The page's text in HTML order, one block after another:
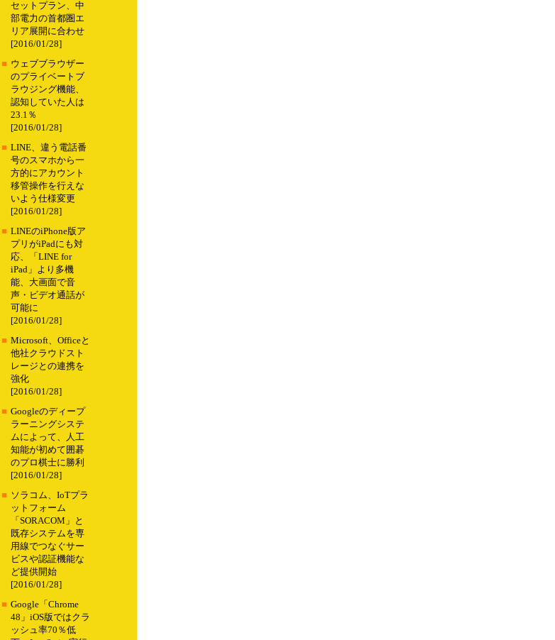
セットプラン、中
部電力の首都圏エ
リア展開に合わせ
[2016/01/28]
■ ウェブブラウザー
のプライベートブ
ラウジング機能、
認知していた人は
23.1％
[2016/01/28]
■ LINE、違う電話番
号のスマホから一
方的にアカウント
移管操作を行えな
いよう仕様変更
[2016/01/28]
■ LINEのiPhone版ア
プリがiPadにも対
応、「LINE for
iPad」より多機
能、大画面で音
声・ビデオ通話が
可能に
[2016/01/28]
■ Microsoft、Officeと
他社クラウドスト
レージとの連携を
強化
[2016/01/28]
■ Googleのディープ
ラーニングシステ
ムによって、人工
知能が初めて囲碁
のプロ棋士に勝利
[2016/01/28]
■ ソラコム、IoTプラ
ットフォーム
「SORACOM」と
既存システムを専
用線でつなぐサー
ビスや認証機能な
ど提供開始
[2016/01/28]
■ Google「Chrome
48」iOS版ではクラ
ッシュ率70％低